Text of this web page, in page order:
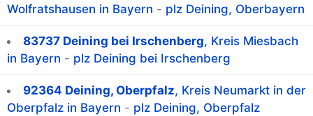
Wolfratshausen in Bayern - plz Deining, Oberbayern
83737 Deining bei Irschenberg, Kreis Miesbach
in Bayern - plz Deining bei Irschenberg
92364 Deining, Oberpfalz, Kreis Neumarkt in der
Oberpfalz in Bayern - plz Deining, Oberpfalz